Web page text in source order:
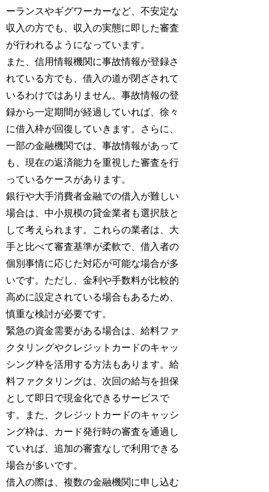
ーランスやギグワーカーなど、不安定な
収入の方でも、収入の実態に即した審査
が行われるようになっています。
また、信用情報機関に事故情報が登録さ
れている方でも、借入の道が閉ざされて
いるわけではありません。事故情報の登
録から一定期間が経過していれば、徐々
に借入枠が回復していきます。さらに、
一部の金融機関では、事故情報があって
も、現在の返済能力を重視した審査を行
っているケースがあります。
銀行や大手消費者金融での借入が難しい
場合は、中小規模の貸金業者も選択肢と
して考えられます。これらの業者は、大
手と比べて審査基準が柔軟で、借入者の
個別事情に応じた対応が可能な場合が多
いです。ただし、金利や手数料が比較的
高めに設定されている場合もあるため、
慎重な検討が必要です。
緊急の資金需要がある場合は、給料ファ
クタリングやクレジットカードのキャッ
シング枠を活用する方法もあります。給
料ファクタリングは、次回の給与を担保
として即日で現金化できるサービスで
す。また、クレジットカードのキャッシ
ング枠は、カード発行時の審査を通過し
ていれば、追加の審査なしで利用できる
場合が多いです。
借入の際は、複数の金融機関に申し込む